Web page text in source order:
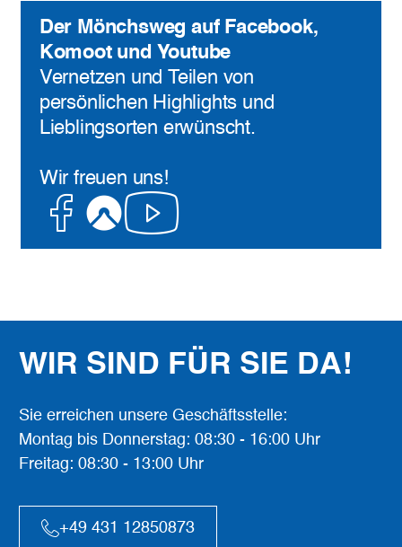
Der Mönchsweg auf Facebook,
Komoot und Youtube
Vernetzen und Teilen von
persönlichen Highlights und
Lieblingsorten erwünscht.
Wir freuen uns!
Facebook
KomootYoutube
WIR SIND FÜR SIE DA!
Sie erreichen unsere Geschäftsstelle:
Montag bis Donnerstag: 08:30 - 16:00 Uhr
Freitag: 08:30 - 13:00 Uhr
+49 431 12850873